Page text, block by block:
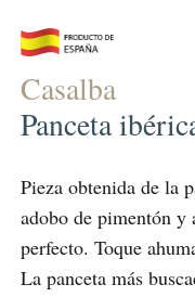
Casalba
Panceta
Pieza obtenida de la
adobo de pimentón y
perfecto. Toque
La panceta más